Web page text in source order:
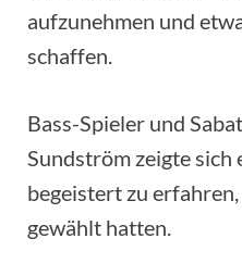
aufzunehmen und
schaffen.
Bass-Spieler und
Sundström zeigte
begeistert zu
gewählt hatten.